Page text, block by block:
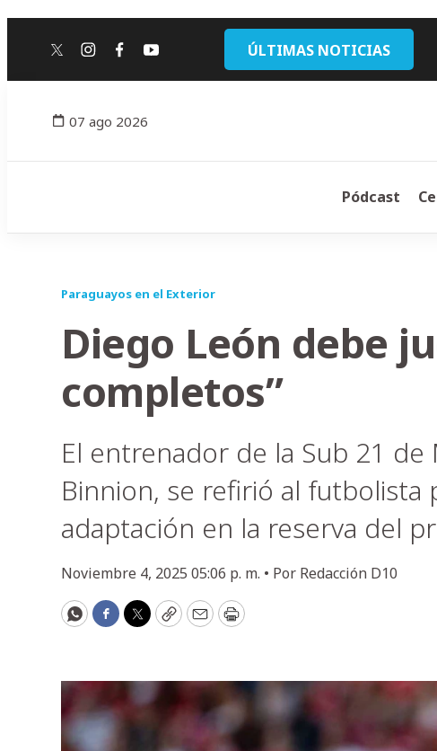
twitterinstagram
facebook
youtube ÚLTIMAS NOTICIAS
07 ago 2026
Pódcast
Paraguayos en el Exterior
Diego León debe
completos”
El entrenador de la Sub 21
Binnion, se refirió al futbolista
adaptación en la reserva del
Noviembre 4, 2025 05:06 p. m. • Por Redacción D10
WhatsApp
Facebook
Twitter
CopyEmailPrint